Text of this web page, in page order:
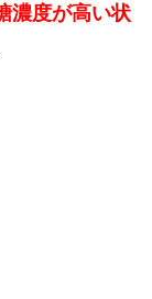
濃度が高い状